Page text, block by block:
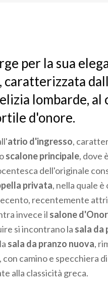
per la sua
caratterizzata
lombarde, al
d'onore.
atrio d'ingresso,
scalone principale, dove
dell'originale
privata, nella quale
recentemente
invece il salone
si incontrano la sala da
sala da pranzo nuova,
, con camino e specchiera
alla classicità greca.